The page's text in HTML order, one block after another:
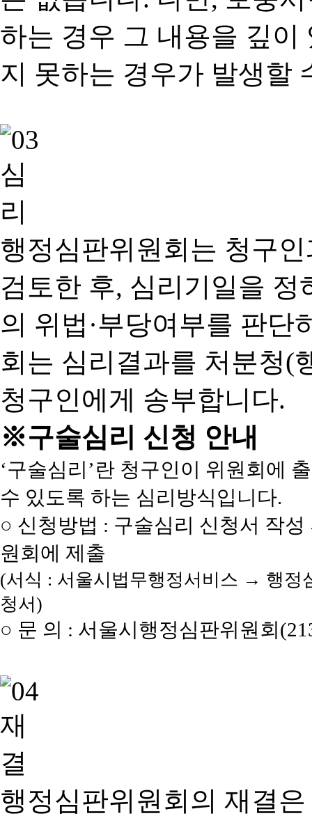
하는 경우 그 내용을 깊이
지 못하는 경우가 발생할
행정심판위원회는 청구
검토한 후, 심리기일을 정
의 위법·부당여부를 판단
회는 심리결과를 처분청(
청구인에게 송부합니다.
※구술심리 신청 안내
‘구술심리’란 청구인이 위원회에
수 있도록 하는 심리방식입니다.
○ 신청방법 : 구술심리 신청서 작
원회에 제출
(서식 : 서울시법무행정서비스 → 행
청서)
○ 문 의 : 서울시행정심판위원회
행정심판위원회의 재결